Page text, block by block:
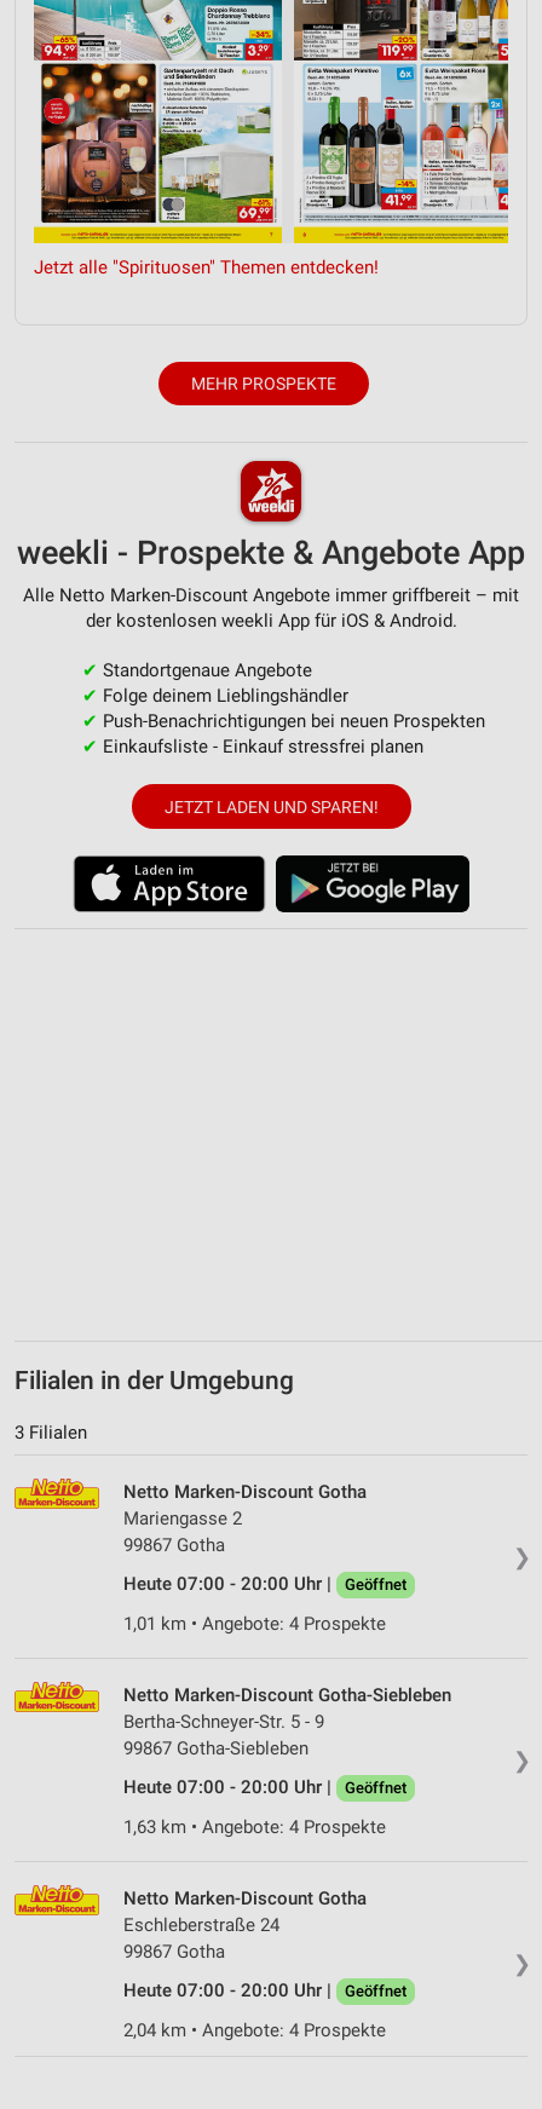
Jetzt alle "Spirituosen" Themen entdecken!
MEHR PROSPEKTE
weekli - Prospekte & Angebote App
Alle Netto Marken-Discount Angebote immer griffbereit – mit
der kostenlosen weekli App für iOS & Android.
✔ Standortgenaue Angebote
✔ Folge deinem Lieblingshändler
✔ Push-Benachrichtigungen bei neuen Prospekten
✔ Einkaufsliste - Einkauf stressfrei planen
JETZT LADEN UND SPAREN!
Filialen in der Umgebung
3 Filialen
❯
Netto Marken-Discount Gotha
Mariengasse 2
99867 Gotha
Heute 07:00 - 20:00 Uhr |
Geöffnet
1,01 km • Angebote: 4 Prospekte
❯
Netto Marken-Discount Gotha-Siebleben
Bertha-Schneyer-Str. 5 - 9
99867 Gotha-Siebleben
Heute 07:00 - 20:00 Uhr |
Geöffnet
1,63 km • Angebote: 4 Prospekte
❯
Netto Marken-Discount Gotha
Eschleberstraße 24
99867 Gotha
Heute 07:00 - 20:00 Uhr |
Geöffnet
2,04 km • Angebote: 4 Prospekte